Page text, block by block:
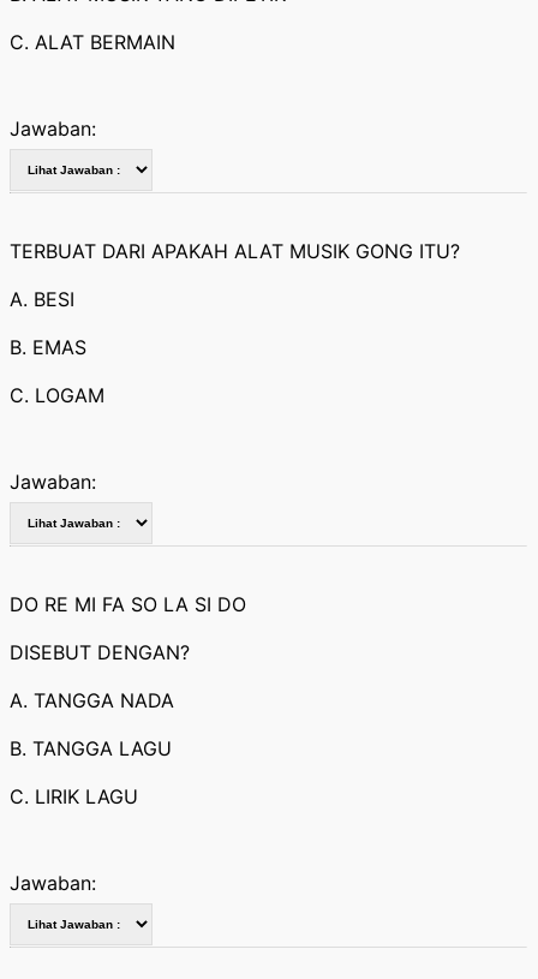
C. ALAT BERMAIN
Jawaban:
TERBUAT DARI APAKAH ALAT MUSIK GONG ITU?
A. BESI
B. EMAS
C. LOGAM
Jawaban:
DO RE MI FA SO LA SI DO
DISEBUT DENGAN?
A. TANGGA NADA
B. TANGGA LAGU
C. LIRIK LAGU
Jawaban: